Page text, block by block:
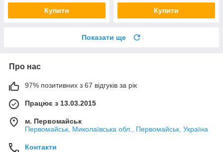
Купити Купити
Показати ще
Про нас
97% позитивних з 67 відгуків за рік
Працює з 13.03.2015
м. Первомайськ
Первомайськ, Миколаївська обл., Первомайськ, Україна
Контакти